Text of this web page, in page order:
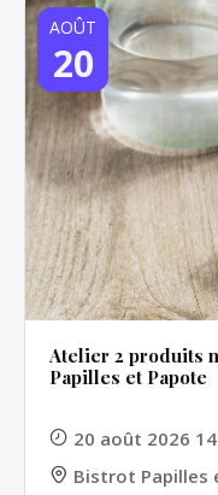
AOÛT
20
Atelier 2 produits
Papilles et Papote
20 août 2026
Bistrot Papilles